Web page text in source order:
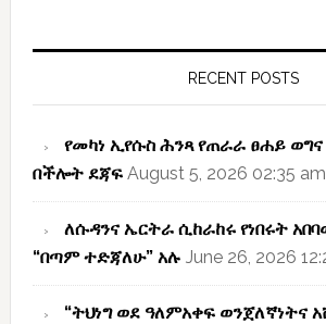
RECENT POSTS
የመካነ ኢየሱስ ሕንጻ የጠራራ ፀሐይ
በችሎት ደጃፍ August 5, 2026 02:35 am
ለሱዳንና ኤርትራ ሲከራከሩ የነበሩት
“በጣም ተድጃለሁ” አሉ June 26, 2026
“ትህነግ ወደ ዓለምአቀፍ ወንጀለኛነትና